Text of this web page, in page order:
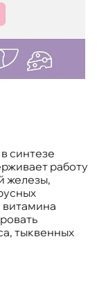
синтезе
работу
железы,
тыквенных